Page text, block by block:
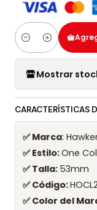
Cantidad
Mostrar
CARACTERÍSTICAS
✅ Marca:
✅ Estilo:One
✅ Talla: 53mm
✅ Código:
✅ Color del